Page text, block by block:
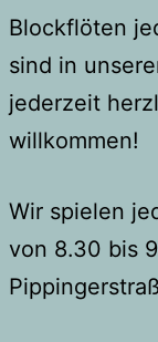
Blockflöten
sind in
jederzeit
willkommen!
Wir spielen
von 8.30 bis